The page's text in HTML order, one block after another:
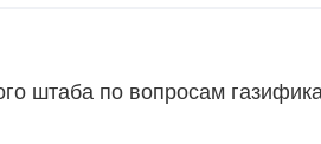
штаба по вопросам